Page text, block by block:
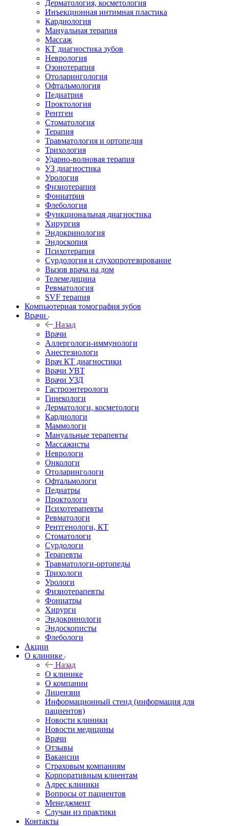
Дерматология, косметология
Инъекционная интимная пластика
Кардиология
Мануальная терапия
Массаж
КТ диагностика зубов
Неврология
Озонотерапия
Отоларингология
Офтальмология
Педиатрия
Проктология
Рентген
Стоматология
Терапия
Травматология и ортопедия
Трихология
Ударно-волновая терапия
УЗ диагностика
Урология
Физиотерапия
Фониатрия
Флебология
Функциональная диагностика
Хирургия
Эндокринология
Эндоскопия
Психотерапия
Сурдология и слухопротезирование
Вызов врача на дом
Телемедицина
Ревматология
SVF терапия
Компьютерная томография зубов
Врачи
Назад
Врачи
Аллергологи-иммунологи
Анестезиологи
Врач КТ диагностики
Врачи УВТ
Врачи УЗД
Гастроэнтерологи
Гинекологи
Дерматологи, косметологи
Кардиологи
Маммологи
Мануальные терапевты
Массажисты
Неврологи
Онкологи
Отоларингологи
Офтальмологи
Педиатры
Проктологи
Психотерапевты
Ревматологи
Рентгенологи, КТ
Стоматологи
Сурдологи
Терапевты
Травматологи-ортопеды
Трихологи
Урологи
Физиотерапевты
Фониатры
Хирурги
Эндокринологи
Эндоскописты
Флебологи
Акции
О клинике
Назад
О клинике
О компании
Лицензии
Информационный стенд (информация для
пациентов)
Новости клиники
Новости медицины
Врачи
Отзывы
Вакансии
Страховым компаниям
Корпоративным клиентам
Адрес клиники
Вопросы от пациентов
Менеджмент
Случаи из практики
Контакты